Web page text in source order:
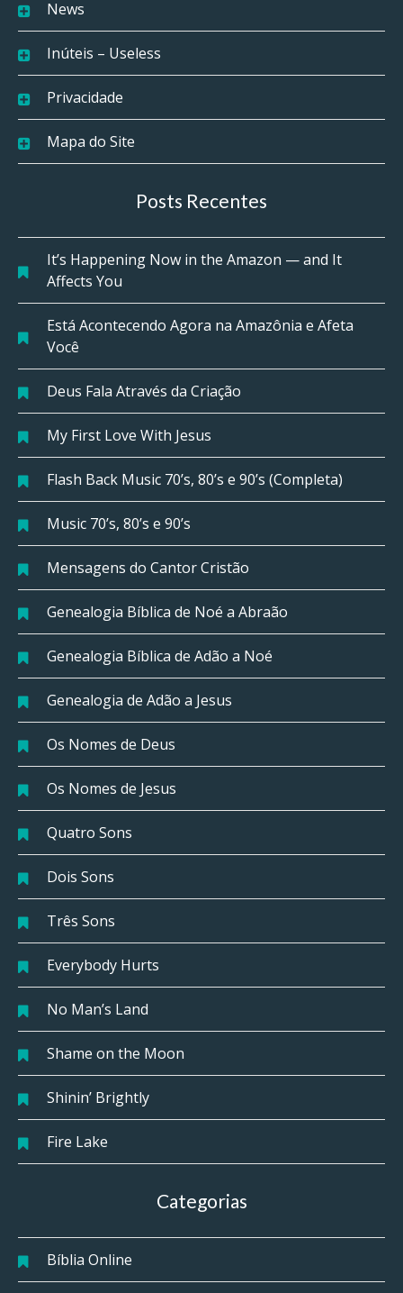
News
Inúteis – Useless
Privacidade
Mapa do Site
Posts Recentes
It’s Happening Now in the Amazon — and It
Affects You
Está Acontecendo Agora na Amazônia e Afeta
Você
Deus Fala Através da Criação
My First Love With Jesus
Flash Back Music 70’s, 80’s e 90’s (Completa)
Music 70’s, 80’s e 90’s
Mensagens do Cantor Cristão
Genealogia Bíblica de Noé a Abraão
Genealogia Bíblica de Adão a Noé
Genealogia de Adão a Jesus
Os Nomes de Deus
Os Nomes de Jesus
Quatro Sons
Dois Sons
Três Sons
Everybody Hurts
No Man’s Land
Shame on the Moon
Shinin’ Brightly
Fire Lake
Categorias
Bíblia Online